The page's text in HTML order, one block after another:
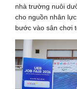
nhà trường nuôi
cho nguồn nhân
bước vào sân chơi